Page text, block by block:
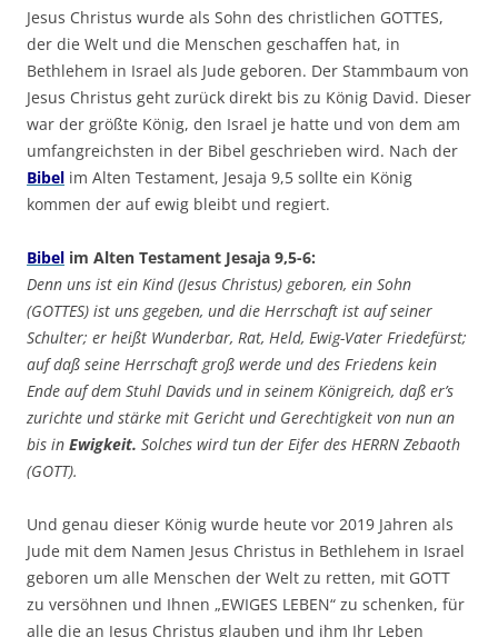
Jesus Christus wurde als Sohn des christlichen GOTTES,
der die Welt und die Menschen geschaffen hat, in
Bethlehem in Israel als Jude geboren. Der Stammbaum von
Jesus Christus geht zurück direkt bis zu König David. Dieser
war der größte König, den Israel je hatte und von dem am
umfangreichsten in der Bibel geschrieben wird. Nach der
Bibel im Alten Testament, Jesaja 9,5 sollte ein König
kommen der auf ewig bleibt und regiert.
Bibel im Alten Testament Jesaja 9,5-6:
Denn uns ist ein Kind (Jesus Christus) geboren, ein Sohn
(GOTTES) ist uns gegeben, und die Herrschaft ist auf seiner
Schulter; er heißt Wunderbar, Rat, Held, Ewig-Vater Friedefürst;
auf daß seine Herrschaft groß werde und des Friedens kein
Ende auf dem Stuhl Davids und in seinem Königreich, daß er’s
zurichte und stärke mit Gericht und Gerechtigkeit von nun an
bis in Ewigkeit. Solches wird tun der Eifer des HERRN Zebaoth
(GOTT).
Und genau dieser König wurde heute vor 2019 Jahren als
Jude mit dem Namen Jesus Christus in Bethlehem in Israel
geboren um alle Menschen der Welt zu retten, mit GOTT
zu versöhnen und Ihnen „EWIGES LEBEN“ zu schenken, für
alle die an Jesus Christus glauben und ihm Ihr Leben